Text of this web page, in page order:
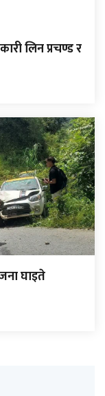
लिन प्रचण्ड र
घाइते